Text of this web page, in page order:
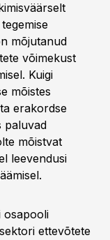
mõjutanud
võimekust
Kuigi
mõistes
erakordse
paluvad
mõistvat
leevendusi
osapooli
ettevõtete